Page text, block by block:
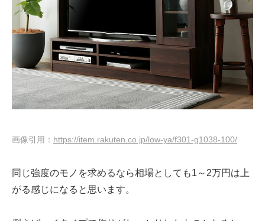
画像引用： https://item.rakuten.co.jp/low-ya/f301-g1038-100/
同じ強度のモノを求めるなら相場としても1～2万円は上
がる感じになると思います。